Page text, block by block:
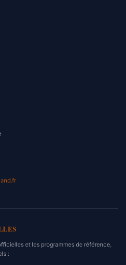
et les programmes de référence,
: